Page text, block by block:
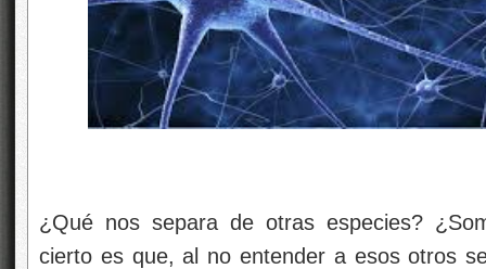
¿Qué nos separa de otras especies?
cierto es que, al no entender a esos otros